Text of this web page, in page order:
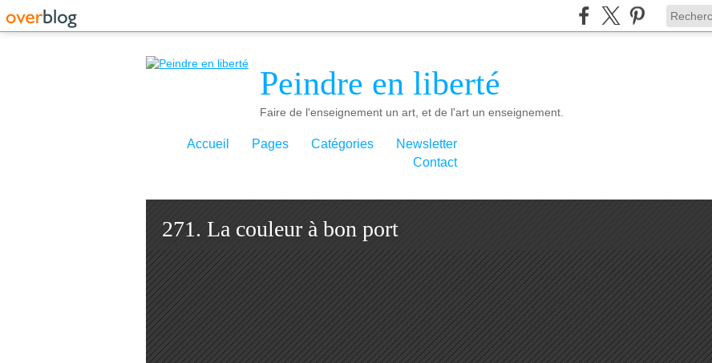
Peindre en liberté
Faire de l'enseignement un art, et de l'art un enseignement.
Accueil Pages Catégories
Newsletter
Contact
271. La couleur à bon port